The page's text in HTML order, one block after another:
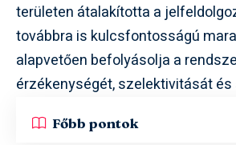
területen átalakította a
továbbra is kulcsfontosságú
alapvetően befolyásolja a
érzékenységét, szelektivitását
Főbb pontok